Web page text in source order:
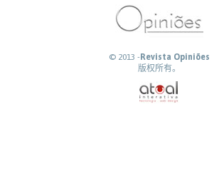
© 2013 -Revista Opiniões
版权所有。